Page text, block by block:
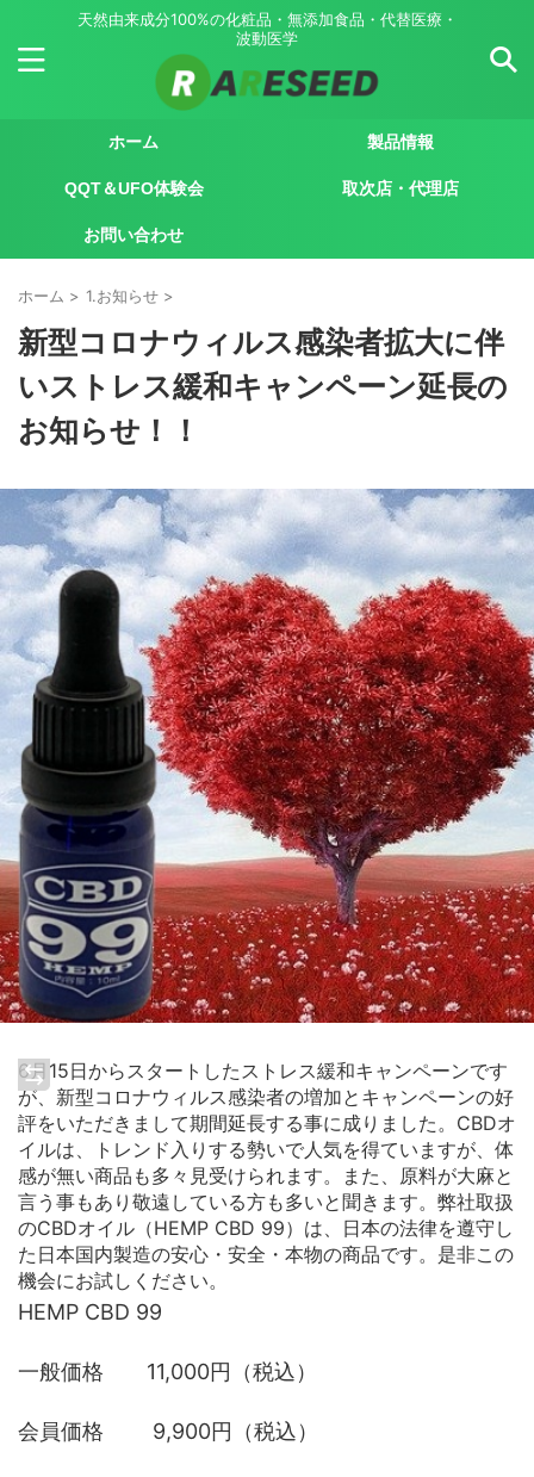
天然由来成分100%の化粧品・無添加食品・代替医療・
波動医学
ホーム 製品情報
QQT＆UFO体験会 取次店・代理店
お問い合わせ
ホーム > 1.お知らせ >
新型コロナウィルス感染者拡大に伴
いストレス緩和キャンペーン延長の
お知らせ！！
6月15日からスタートしたストレス緩和キャンペーンです
が、新型コロナウィルス感染者の増加とキャンペーンの好
評をいただきまして期間延長する事に成りました。CBDオ
イルは、トレンド入りする勢いで人気を得ていますが、体
感が無い商品も多々見受けられます。また、原料が大麻と
言う事もあり敬遠している方も多いと聞きます。弊社取扱
のCBDオイル（HEMP CBD 99）は、日本の法律を遵守し
た日本国内製造の安心・安全・本物の商品です。是非この
機会にお試しください。
HEMP CBD 99
一般価格 11,000円（税込）
会員価格 9,900円（税込）